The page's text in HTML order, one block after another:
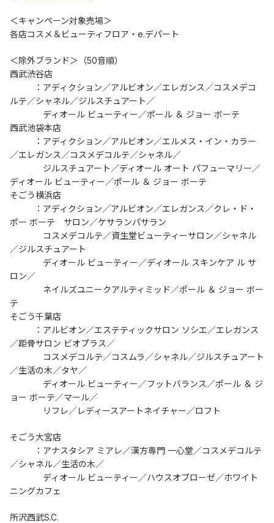
＜キャンペーン対象売場＞
各店コスメ＆ビューティフロア・e.デパート
＜除外ブランド＞（50音順）
西武渋谷店
ルテ／シャネル／ジルスチュアート／
	　ディオール ビューティー／ポール ＆ ジョー ボーテ
西武池袋本店
／エレガンス／コスメデコルテ／シャネル／
ディオール ビューティー／ポール ＆ ジョー ボーテ
そごう横浜店
ポー ボーテ　サロン／ケサランパサラン
／ジルスチュアート
ロン／
テ
そごう千葉店
／距骨サロン ビオプラス／
／生活の木／タヤ／
ョー ボーテ／マール／
	　リフレ／レディースアートネイチャー／ロフト
そごう大宮店
／シャネル／生活の木／
ニングカフェ
所沢西武S.C.